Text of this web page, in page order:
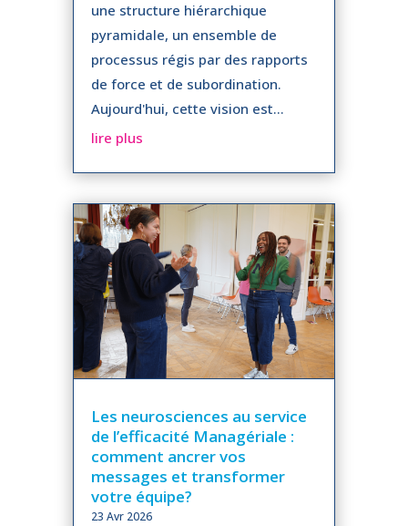
une structure hiérarchique
pyramidale, un ensemble de
processus régis par des rapports
de force et de subordination.
Aujourd'hui, cette vision est...
lire plus
Les neurosciences au service
de l’efficacité Managériale :
comment ancrer vos
messages et transformer
votre équipe?
23 Avr 2026